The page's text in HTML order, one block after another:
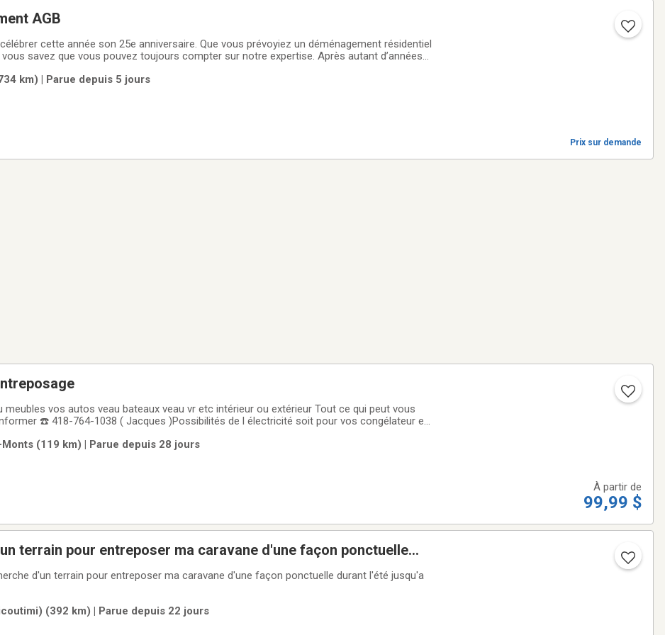
AGB
cette année son 25e anniversaire. Que vous prévoyiez un déménagement résidentiel
savez que vous pouvez toujours compter sur notre expertise. Après autant d’années
le plus
km) | Parue depuis 5 jours
Prix sur demande
bateaux veau vr etc intérieur ou extérieur Tout ce qui peut vous
☎️ 418-764-1038 ( Jacques )Possibilités de l électricité soit pour vos congélateur et
fourni(119 km) | Parue depuis 28 jours
À partir de
99,99 $
terrain pour entreposer ma caravane d'une façon ponctuelle
d'un terrain pour entreposer ma caravane d'une façon ponctuelle durant l'été jusqu'a
(392 km) | Parue depuis 22 jours